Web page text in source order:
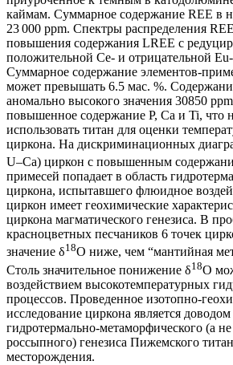
каймам. Суммарное содержание REE в
23 000 ppm. Спектры распределения
повышения содержания LREE c
положительной Се- и отрицательной
Суммарное содержание элементов-
может превышать 6.5 мас. %.
аномально высокого значения 30850
повышенное содержание Р, Са и Ti, что
использовать титан для оценки
циркона. На дискриминационных
U–Ca) циркон с повышенным
примесей попадает в область
циркона, испытавшего флюидное
циркон имеет геохимические
циркона магматического генезиса. В
красноцветных песчаников 6 точек
значение δ18O ниже, чем “мантийная
Столь значительное понижение δ18O
воздействием высокотемпературных
процессов. Проведенное изотопно-
исследование циркона является
гидротермально-метаморфического (а
россыпного) генезиса Пижемского
месторождения.